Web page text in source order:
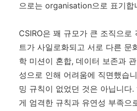
으로는 organisation으로 표기합
CSIRO은 꽤 규모가 큰 조직으로
트가 사일로화되고 서로 다른 문
학 미션이 혼합, 데이터 보존과
성으로 인해 어려움에 직면했습
밍 규칙이 없었던 것은 아닙니다.
게 엄격한 규칙과 유연성 부족으